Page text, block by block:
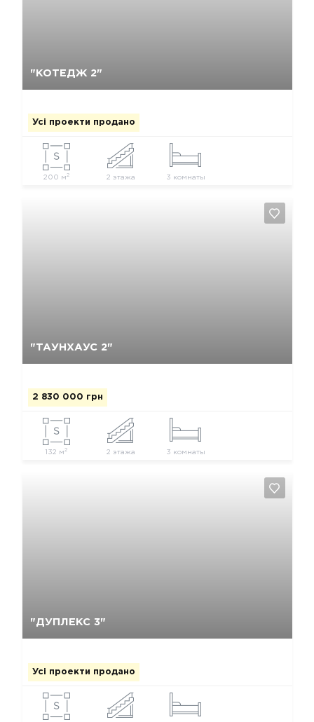
"КОТЕДЖ 2"
Усі проекти продано
200 м2 2 этажа 3 комнаты
"ТАУНХАУС 2"
2 830 000 грн
132 м2 2 этажа 3 комнаты
"ДУПЛЕКС 3"
Усі проекти продано